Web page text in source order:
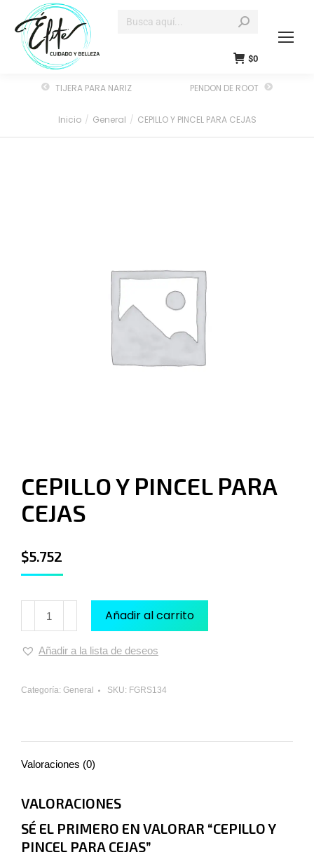
$0
Estás aquí:
Inicio General CEPILLO Y PINCEL PARA CEJAS
TIJERA PARA NARIZ PENDON DE ROOT
CEPILLO Y PINCEL PARA
CEJAS
$5.752
Añadir al carrito
Añadir a la lista de deseos
Categoría: General SKU: FGRS134
Valoraciones (0)
VALORACIONES
SÉ EL PRIMERO EN VALORAR “CEPILLO Y
PINCEL PARA CEJAS”